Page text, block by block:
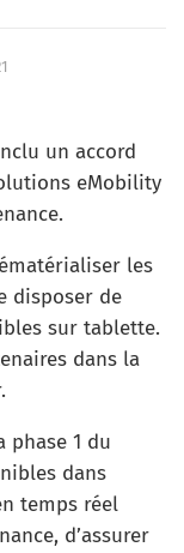
un accord
eMobility
les
disposer de
sur tablette.
dans la
phase 1 du
dans
temps réel
d’assurer